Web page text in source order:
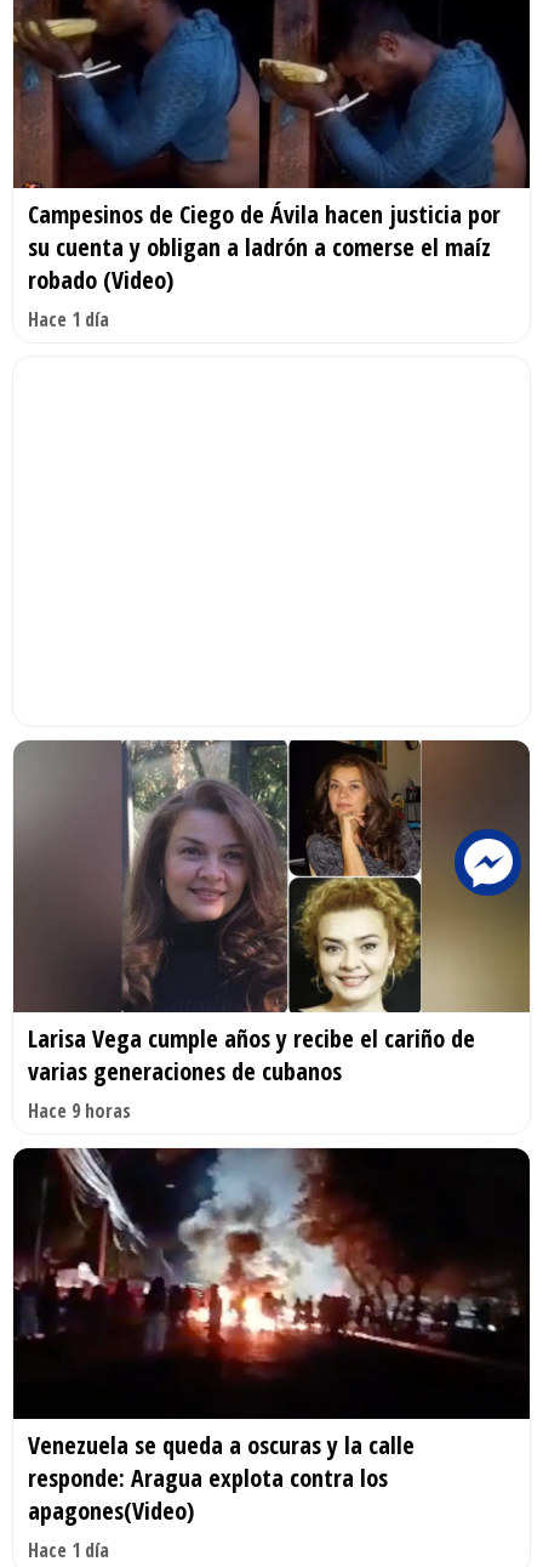
Campesinos de Ciego de Ávila hacen justicia por
su cuenta y obligan a ladrón a comerse el maíz
robado (Video)
Hace 1 día
Larisa Vega cumple años y recibe el cariño de
varias generaciones de cubanos
Hace 9 horas
Venezuela se queda a oscuras y la calle
responde: Aragua explota contra los
apagones(Video)
Hace 1 día